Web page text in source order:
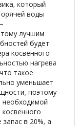
который
воды
лучшим
будет
косвенного
нагрева
такое
уменьшает
поэтому
необходимой
в 20%, а